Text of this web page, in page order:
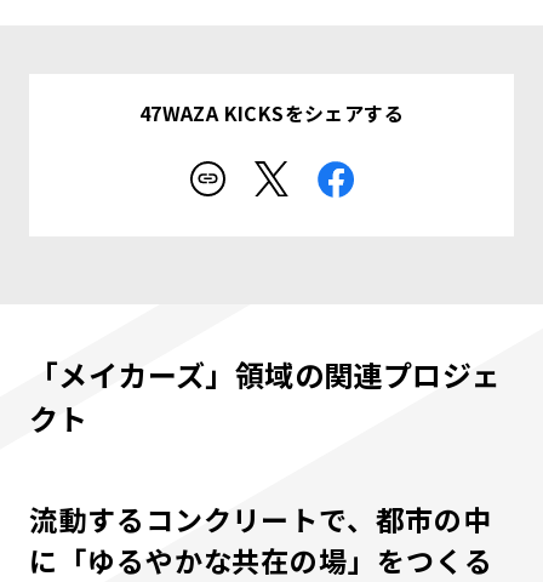
47WAZA KICKSをシェアする
「メイカーズ」領域の関連プロジェ
クト
流動するコンクリートで、都市の中
に「ゆるやかな共在の場」をつくる